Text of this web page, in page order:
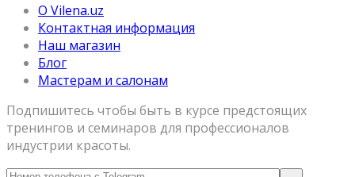
О Vilena.uz
Контактная информация
Наш магазин
Блог
Мастерам и салонам
Подпишитесь чтобы быть в курсе предстоящих
тренингов и семинаров для профессионалов
индустрии красоты.